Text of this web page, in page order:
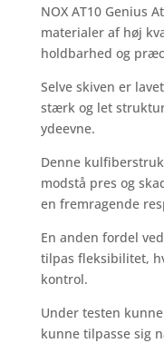
NOX AT10 Genius
materialer af høj
holdbarhed og
Selve skiven er
stærk og let
ydeevne.
Denne
modstå pres og
en fremragende
En anden fordel
tilpas fleksibilitet,
kontrol.
Under testen
kunne tilpasse sig